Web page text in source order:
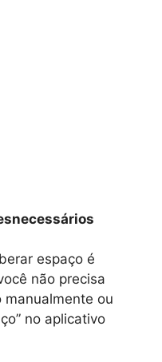
espaço é
não precisa
manualmente ou
no aplicativo